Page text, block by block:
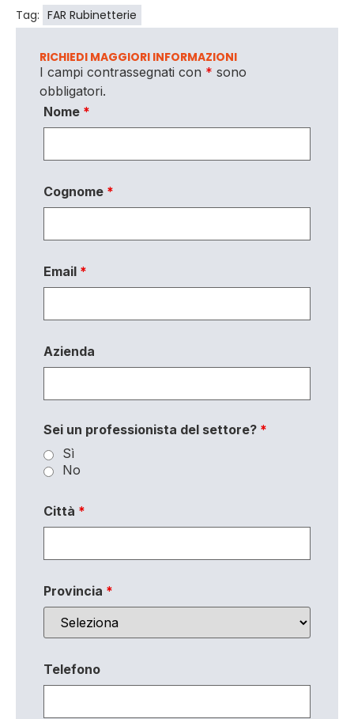
Tag: FAR Rubinetterie
RICHIEDI MAGGIORI INFORMAZIONI
I campi contrassegnati con * sono
obbligatori.
Nome *
Cognome *
Email *
Azienda
Sei un professionista del settore? *
Sì
No
Città *
Provincia *
Telefono